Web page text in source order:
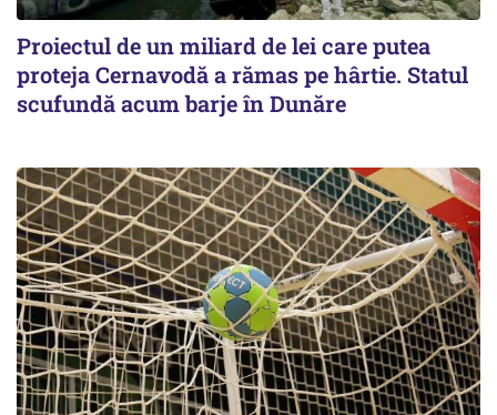
Proiectul de un miliard de lei care putea
proteja Cernavodă a rămas pe hârtie. Statul
scufundă acum barje în Dunăre